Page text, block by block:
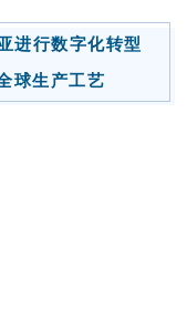
进行数字化转型
球生产工艺